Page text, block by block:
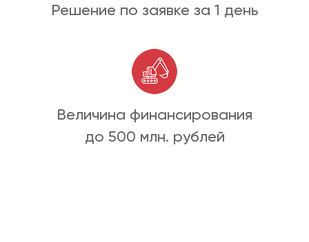
Решение по заявке за 1 день
Величина финансирования
до 500 млн. рублей